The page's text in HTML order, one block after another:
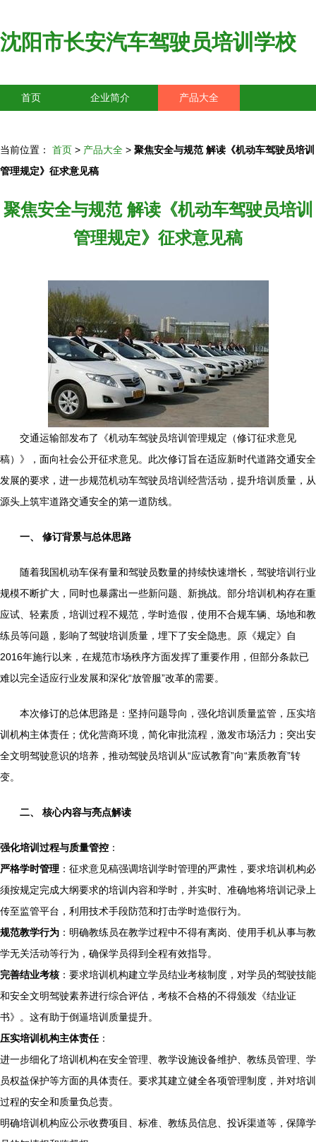
沈阳市长安汽车驾驶员培训学校
首页 企业简介 产品大全
当前位置： 首页 > 产品大全 > 聚焦安全与规范 解读《机动车驾驶员培训
管理规定》征求意见稿
聚焦安全与规范 解读《机动车驾驶员培训
管理规定》征求意见稿
交通运输部发布了《机动车驾驶员培训管理规定（修订征求意见
稿）》，面向社会公开征求意见。此次修订旨在适应新时代道路交通安全
发展的要求，进一步规范机动车驾驶员培训经营活动，提升培训质量，从
源头上筑牢道路交通安全的第一道防线。
一、 修订背景与总体思路
随着我国机动车保有量和驾驶员数量的持续快速增长，驾驶培训行业
规模不断扩大，同时也暴露出一些新问题、新挑战。部分培训机构存在重
应试、轻素质，培训过程不规范，学时造假，使用不合规车辆、场地和教
练员等问题，影响了驾驶培训质量，埋下了安全隐患。原《规定》自
2016年施行以来，在规范市场秩序方面发挥了重要作用，但部分条款已
难以完全适应行业发展和深化“放管服”改革的需要。
本次修订的总体思路是：坚持问题导向，强化培训质量监管，压实培
训机构主体责任；优化营商环境，简化审批流程，激发市场活力；突出安
全文明驾驶意识的培养，推动驾驶员培训从“应试教育”向“素质教育”转
变。
二、 核心内容与亮点解读
强化培训过程与质量管控 ：
严格学时管理 ：征求意见稿强调培训学时管理的严肃性，要求培训机构必
须按规定完成大纲要求的培训内容和学时，并实时、准确地将培训记录上
传至监管平台，利用技术手段防范和打击学时造假行为。
规范教学行为 ：明确教练员在教学过程中不得有离岗、使用手机从事与教
学无关活动等行为，确保学员得到全程有效指导。
完善结业考核 ：要求培训机构建立学员结业考核制度，对学员的驾驶技能
和安全文明驾驶素养进行综合评估，考核不合格的不得颁发《结业证
书》。这有助于倒逼培训质量提升。
压实培训机构主体责任：
进一步细化了培训机构在安全管理、教学设施设备维护、教练员管理、学
员权益保护等方面的具体责任。要求其建立健全各项管理制度，并对培训
过程的安全和质量负总责。
明确培训机构应公示收费项目、标准、教练员信息、投诉渠道等，保障学